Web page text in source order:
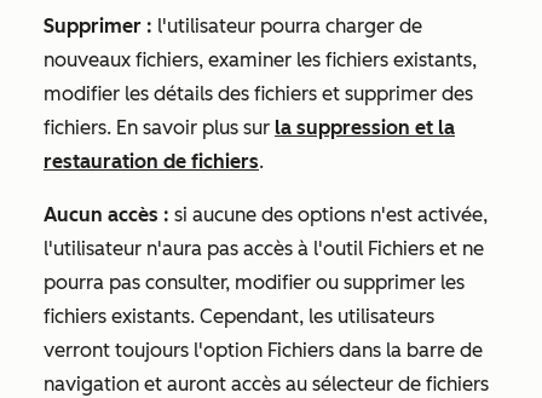
Supprimer : l'utilisateur pourra charger de
nouveaux fichiers, examiner les fichiers existants,
modifier les détails des fichiers et supprimer des
fichiers. En savoir plus sur la suppression et la
restauration de fichiers.
Aucun accès : si aucune des options n'est activée,
l'utilisateur n'aura pas accès à l'outil Fichiers et ne
pourra pas consulter, modifier ou supprimer les
fichiers existants. Cependant, les utilisateurs
verront toujours l'option Fichiers dans la barre de
navigation et auront accès au sélecteur de fichiers